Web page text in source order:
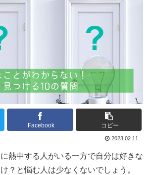
Facebook コピー
2023.02.11
熱中する人がいる一方で自分は好きな
？と悩む人は少なくないでしょう。